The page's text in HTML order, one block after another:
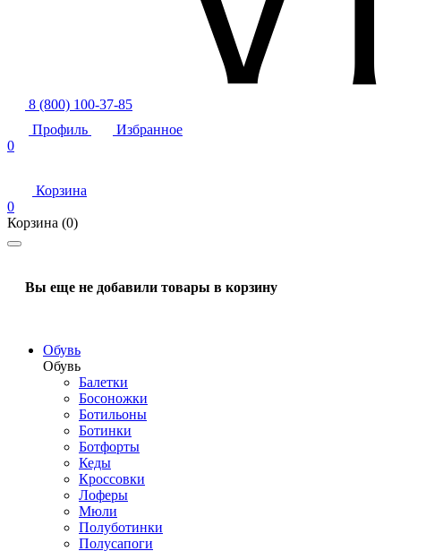
8 (800) 100-37-85
Профиль
Избранное
0
Корзина
0
Корзина (0)
Вы еще не добавили товары в корзину
Обувь
Обувь
Балетки
Босоножки
Ботильоны
Ботинки
Ботфорты
Кеды
Кроссовки
Лоферы
Мюли
Полуботинки
Полусапоги